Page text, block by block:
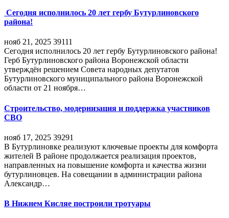
Сегодня исполнилось 20 лет гербу Бутурлиновского
района!
нояб 21, 2025 39111
Сегодня исполнилось 20 лет гербу Бутурлиновского района!
Герб Бутурлиновского района Воронежской области
утверждён решением Совета народных депутатов
Бутурлиновского муниципального района Воронежской
области от 21 ноября…
Строительство, модернизация и поддержка участников
СВО
нояб 17, 2025 39291
В Бутурлиновке реализуют ключевые проекты для комфорта
жителей В районе продолжается реализация проектов,
направленных на повышение комфорта и качества жизни
бутурлиновцев. На совещании в администрации района
Александр…
В Нижнем Кисляе построили тротуары